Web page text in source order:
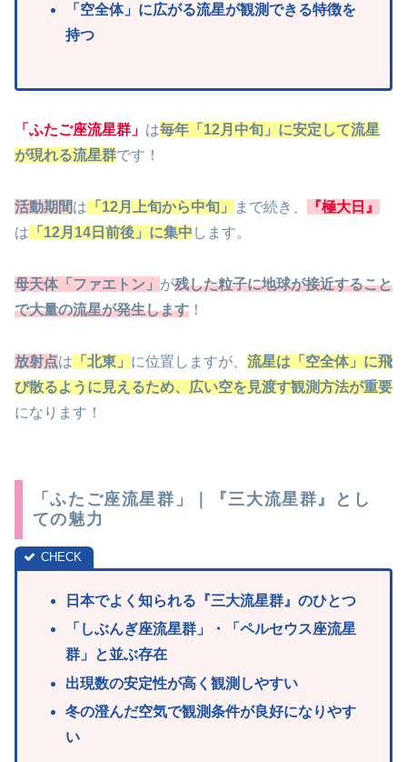
「空全体」に広がる流星が観測できる特徴を
持つ
「ふたご座流星群」 は毎年「12月中旬」に安定して流星
が現れる流星群です！
活動期間は 「12月上旬から中旬」 まで続き、
『極大日』
は 「12月14日前後」に集中 します。
母天体「ファエトン」 が残した粒子に地球が接近すること
で大量の流星が発生します ！
放射点は 「北東」 に位置しますが、 流星は「空全体」に飛
び散るように見えるため、広い空を見渡す観測方法が重要
になります！
「ふたご座流星群」｜『三大流星群』とし
ての魅力
日本でよく知られる『三大流星群』のひとつ
「 しぶんぎ座流星群」・「ペルセウス座流星
群」と並ぶ存在
出現数の安定性が高く観測しやすい
冬の澄んだ空気で観測条件が良好になりやす
い